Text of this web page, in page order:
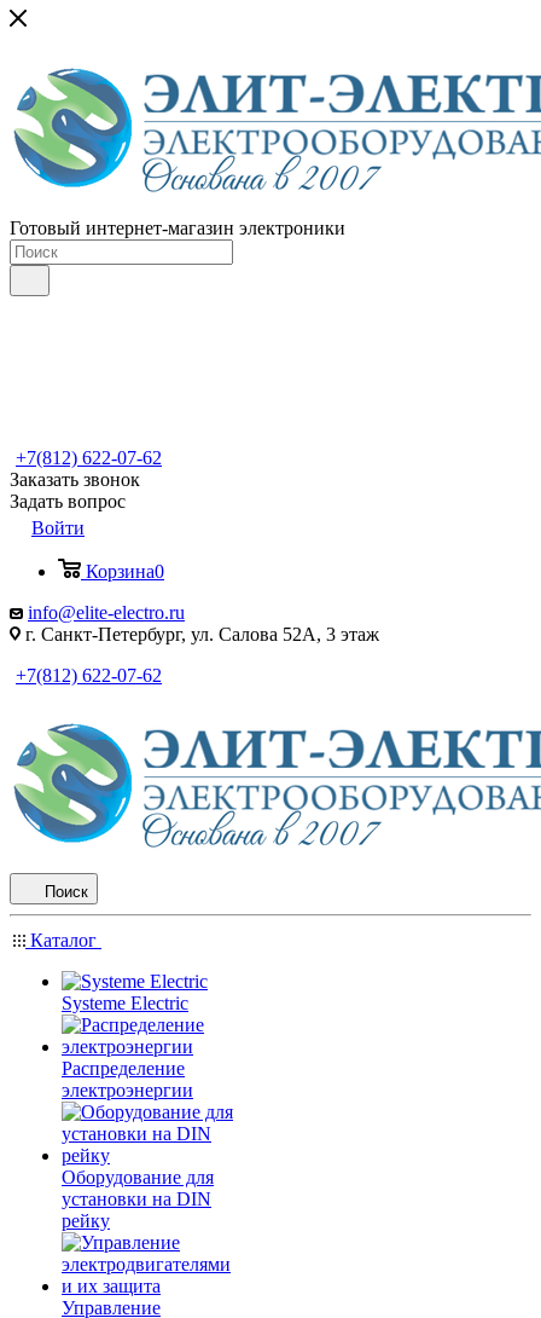
Готовый интернет-магазин электроники
+7(812) 622-07-62
Заказать звонок
Задать вопрос
Войти
Корзина0
info@elite-electro.ru
г. Санкт-Петербург, ул. Салова 52А, 3 этаж
+7(812) 622-07-62
Поиск
Каталог
Systeme Electric
Распределение
электроэнергии
Оборудование для
установки на DIN
рейку
Управление